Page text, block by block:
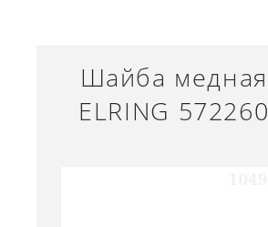
Шайба медная
ELRING 572260